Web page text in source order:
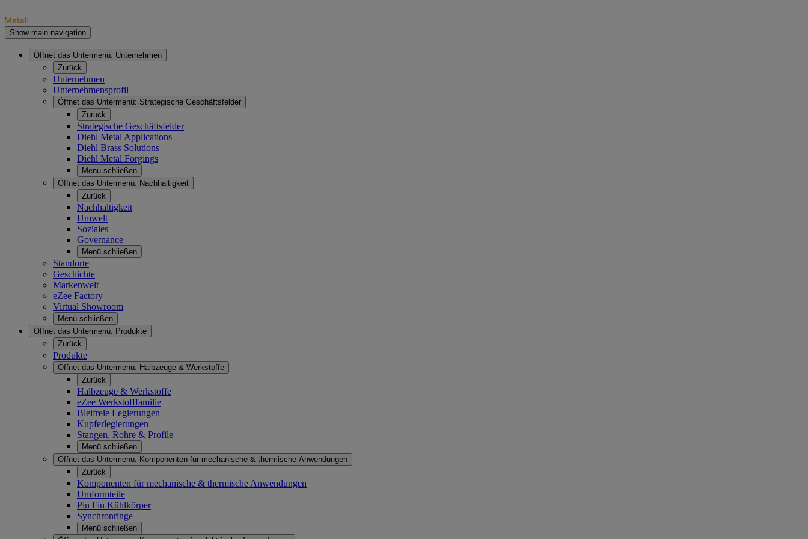
Show main navigation
Öffnet das Untermenü: Unternehmen
Zurück
Unternehmen
Unternehmensprofil
Öffnet das Untermenü: Strategische Geschäftsfelder
Zurück
Strategische Geschäftsfelder
Diehl Metal Applications
Diehl Brass Solutions
Diehl Metal Forgings
Menü schließen
Öffnet das Untermenü: Nachhaltigkeit
Zurück
Nachhaltigkeit
Umwelt
Soziales
Governance
Menü schließen
Standorte
Geschichte
Markenwelt
eZee Factory
Virtual Showroom
Menü schließen
Öffnet das Untermenü: Produkte
Zurück
Produkte
Öffnet das Untermenü: Halbzeuge & Werkstoffe
Zurück
Halbzeuge & Werkstoffe
eZee Werkstofffamilie
Bleifreie Legierungen
Kupferlegierungen
Stangen, Rohre & Profile
Menü schließen
Öffnet das Untermenü: Komponenten für mechanische & thermische Anwendungen
Zurück
Komponenten für mechanische & thermische Anwendungen
Umformteile
Pin Fin Kühlkörper
Synchronringe
Menü schließen